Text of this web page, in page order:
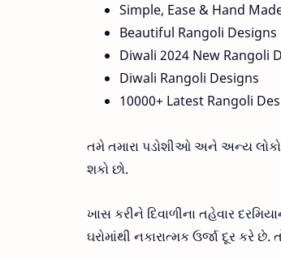
Simple, Ease & Hand
Beautiful Rangoli Designs
Diwali 2024 New Rangoli
Diwali Rangoli Designs
10000+ Latest Rangoli
તમે તમારા પડોશીઓ અને અન્ય
શકો છો.
ખાસ કરીને દિવાળીના તહેવાર
ઘરોમાંથી નકારાત્મક ઉર્જા દૂર